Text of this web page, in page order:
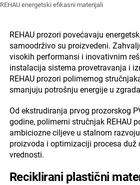
REHAU energetski efikasni materijali
REHAU prozori povećavaju
samoodrživo su proizvedeni.
visokih performansi i inovativnim
instalacija sistema provetravanja i
REHAU prozori polimernog
smanjuju potrošnju energije u
Od ekstrudiranja prvog prozorskog
godine, polimerni stručnjak REHAU
ambiciozne ciljeve u stalnom
proizvoda i optimizaciji procesa duž
vrednosti.
Reciklirani plastični